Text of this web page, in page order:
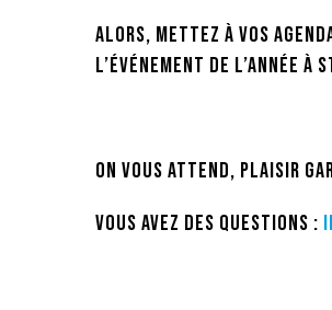
Alors, mettez à vos
l’événement de l’année à
On vous attend, plaisir
Vous avez des questions :